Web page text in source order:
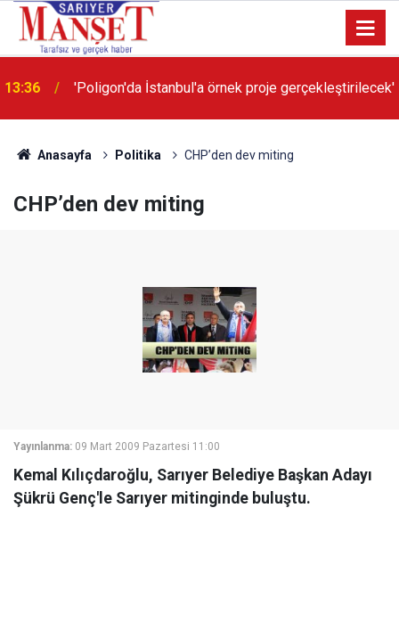
13:36 'Poligon'da İstanbul'a örnek proje gerçekleştirilecek'
Anasayfa Politika CHP’den dev miting
CHP’den dev miting
Yayınlanma: 09 Mart 2009 Pazartesi 11:00
Kemal Kılıçdaroğlu, Sarıyer Belediye Başkan Adayı
Şükrü Genç'le Sarıyer mitinginde buluştu.